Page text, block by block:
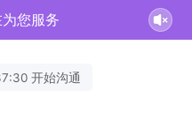
您服务
开始沟通